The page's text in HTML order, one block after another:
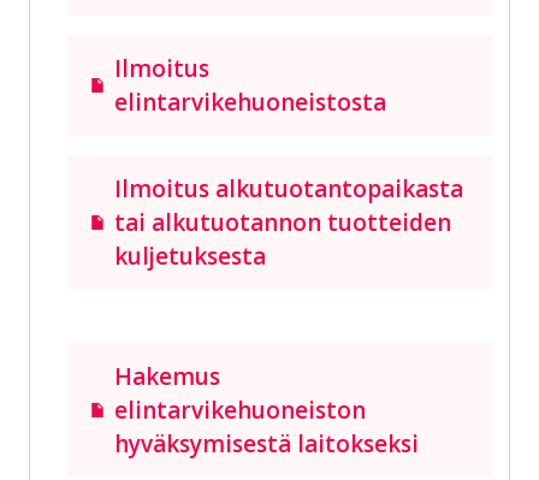
Ilmoitus
elintarvikehuoneistosta
Ilmoitus alkutuotantopaikasta
tai alkutuotannon tuotteiden
kuljetuksesta
Hakemus
elintarvikehuoneiston
hyväksymisestä laitokseksi